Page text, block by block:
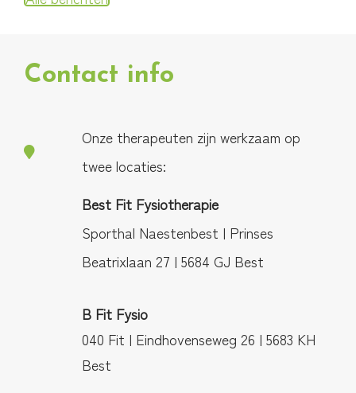
Contact info
Onze therapeuten zijn werkzaam op
twee locaties:
Best Fit Fysiotherapie
Sporthal Naestenbest | Prinses
Beatrixlaan 27 | 5684 GJ Best
B Fit Fysio
040 Fit | Eindhovenseweg 26 | 5683 KH
Best